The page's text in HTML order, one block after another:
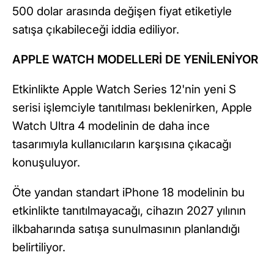
500 dolar arasında değişen fiyat etiketiyle
satışa çıkabileceği iddia ediliyor.
APPLE WATCH MODELLERİ DE YENİLENİYOR
Etkinlikte Apple Watch Series 12'nin yeni S
serisi işlemciyle tanıtılması beklenirken, Apple
Watch Ultra 4 modelinin de daha ince
tasarımıyla kullanıcıların karşısına çıkacağı
konuşuluyor.
Öte yandan standart iPhone 18 modelinin bu
etkinlikte tanıtılmayacağı, cihazın 2027 yılının
ilkbaharında satışa sunulmasının planlandığı
belirtiliyor.